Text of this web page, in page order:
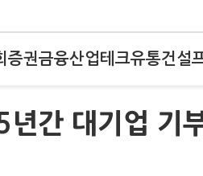
증권금융산업테크유통건설
간 대기업 기